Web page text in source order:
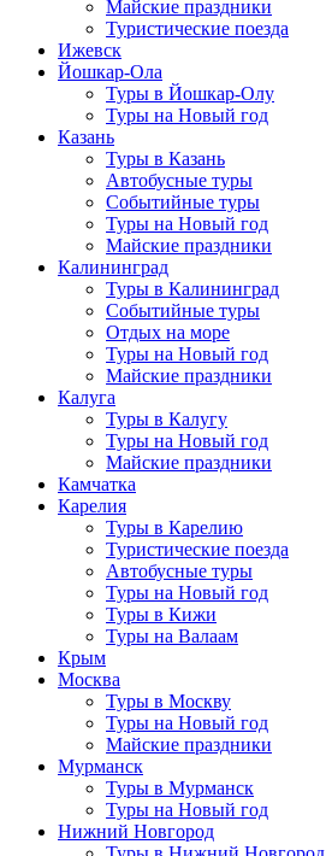
Майские праздники
Туристические поезда
Ижевск
Йошкар-Ола
Туры в Йошкар-Олу
Туры на Новый год
Казань
Туры в Казань
Автобусные туры
Событийные туры
Туры на Новый год
Майские праздники
Калининград
Туры в Калининград
Событийные туры
Отдых на море
Туры на Новый год
Майские праздники
Калуга
Туры в Калугу
Туры на Новый год
Майские праздники
Камчатка
Карелия
Туры в Карелию
Туристические поезда
Автобусные туры
Туры на Новый год
Туры в Кижи
Туры на Валаам
Крым
Москва
Туры в Москву
Туры на Новый год
Майские праздники
Мурманск
Туры в Мурманск
Туры на Новый год
Нижний Новгород